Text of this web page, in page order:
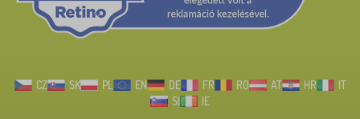
CZ SK PL EN DE FR RO AT HR
IT
SI
IE